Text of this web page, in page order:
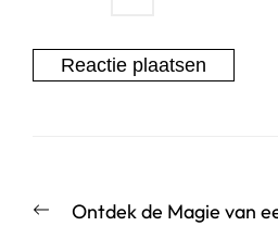
VorigeOntdek de Magie van